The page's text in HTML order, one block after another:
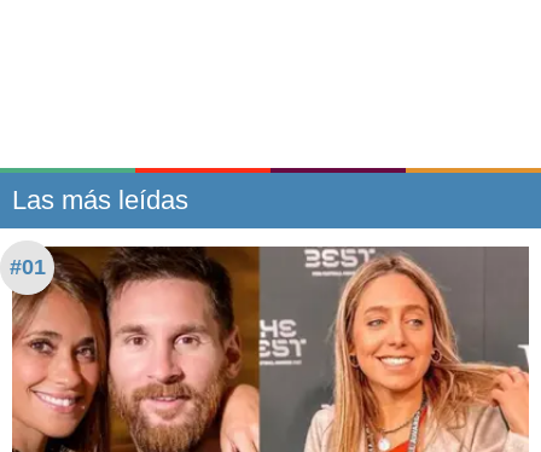
Las más leídas
#01